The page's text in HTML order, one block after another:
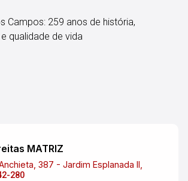
Campos: 259 anos de história,
qualidade de vida
MATRIZ
387 - Jardim Esplanada II,
280